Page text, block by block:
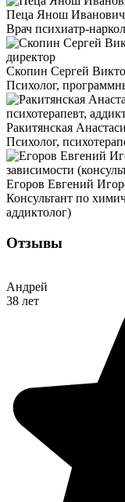
Пеца Янош Иванович
Врач психиатр-
Скопин Сергей
Психолог,
Ракитянская
Психолог,
Егоров Евгений
Консультант по
аддиктолог)
Отзывы
Андрей
38 лет